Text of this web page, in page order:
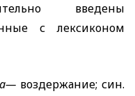
введены
с лексиконом
— воздержание; син.